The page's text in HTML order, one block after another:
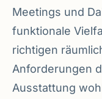
Meetings und
funktionale
richtigen
Anforderungen
Ausstattung